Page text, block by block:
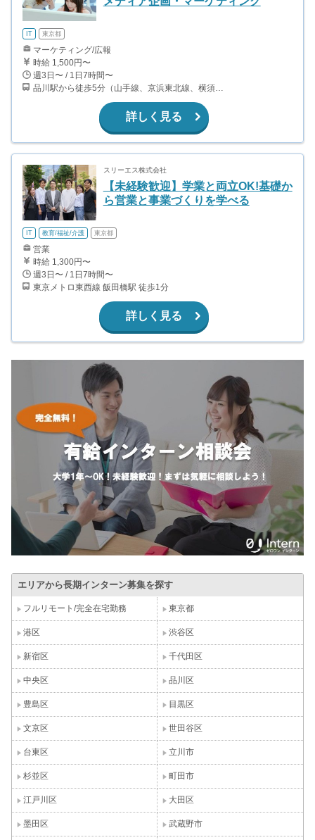
IT 東京都
マーケティング/広報
時給 1,500円〜
週3日〜 / 1日7時間〜
品川駅から徒歩5分（山手線、京浜東北線、横須賀線、高崎線、他）
詳しく見る
スリーエス株式会社
【未経験歓迎】学業と両立OK!基礎か
ら営業と事業づくりを学べる
IT 教育/福祉/介護 東京都
営業
時給 1,300円〜
週3日〜 / 1日7時間〜
東京メトロ東西線 飯田橋駅 徒歩1分
詳しく見る
エリアから長期インターン募集を探す
フルリモート/完全在宅勤務 東京都
港区 渋谷区
新宿区 千代田区
中央区 品川区
豊島区 目黒区
文京区 世田谷区
台東区 立川市
杉並区 町田市
江戸川区 大田区
墨田区 武蔵野市